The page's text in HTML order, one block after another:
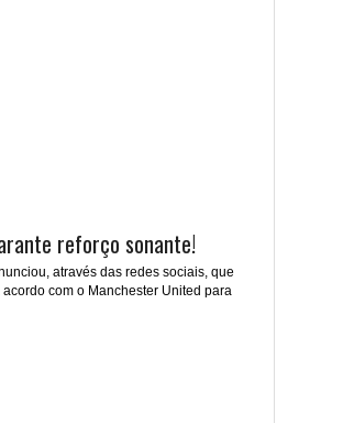
reforço sonante!
através das redes sociais, que
com o Manchester United para